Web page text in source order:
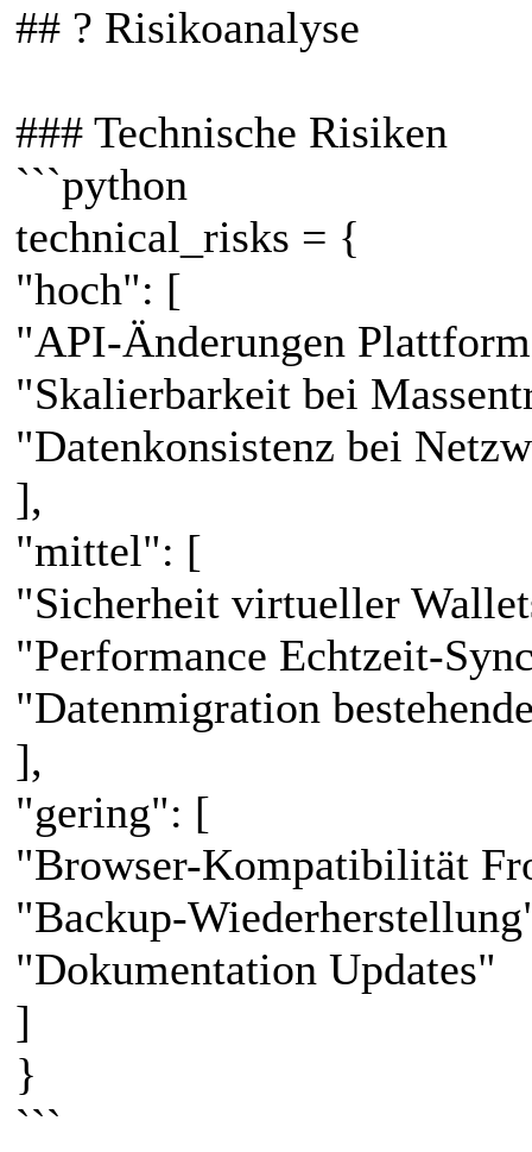
## ? Risikoanalyse
### Technische Risiken
```python
technical_risks = {
"hoch": [
"API-Änderungen
"Skalierbarkeit bei
"Datenkonsistenz bei
],
"mittel": [
"Sicherheit virtueller
"Performance Echtzeit-
"Datenmigration
],
"gering": [
"Browser-Kompatibilität
"Backup-
"Dokumentation Updates"
]
}
```